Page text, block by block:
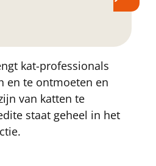
kat-professionals
en te ontmoeten en
van katten te
staat geheel in het